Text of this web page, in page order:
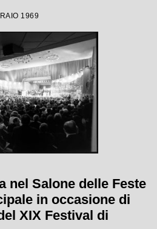
1969
nel Salone delle Feste
in occasione di
XIX Festival di